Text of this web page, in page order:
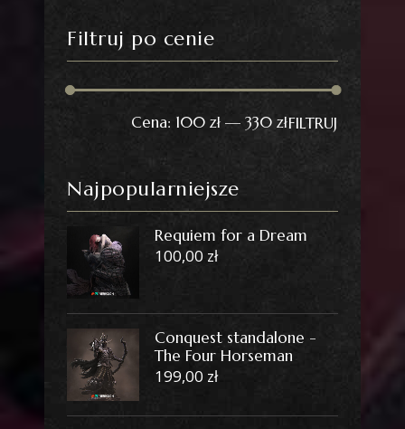
Filtruj po cenie
FILTRUJ
Cena: 100 zł — 330 zł
Najpopularniejsze
Requiem for a Dream
100,00 zł
Conquest standalone -
The Four Horseman
199,00 zł